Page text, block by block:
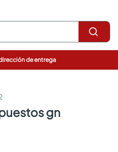
de entrega